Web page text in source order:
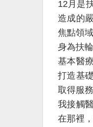
12月是
造成的
焦點領域
身為扶
基本醫
打造基
取得服
我接觸
在那裡